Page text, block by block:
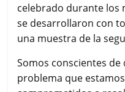
celebrado durante los
se desarrollaron con
una muestra de la
Somos conscientes de
problema que